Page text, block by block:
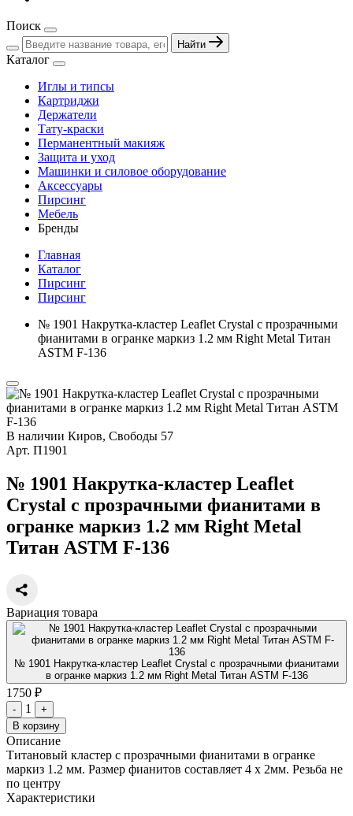
Поиск
Найти
Каталог
Иглы и типсы
Картриджи
Держатели
Тату-краски
Перманентный макияж
Защита и уход
Машинки и силовое оборудование
Аксессуары
Пирсинг
Мебель
Бренды
Главная
Каталог
Пирсинг
Пирсинг
№ 1901 Накрутка-кластер Leaflet Crystal с прозрачными
фианитами в огранке маркиз 1.2 мм Right Metal Титан
ASTM F-136
В наличии Киров, Свободы 57
Арт. П1901
№ 1901 Накрутка-кластер Leaflet
Crystal с прозрачными фианитами в
огранке маркиз 1.2 мм Right Metal
Титан ASTM F-136
Вариация товара
№ 1901 Накрутка-кластер Leaflet Crystal с прозрачными фианитами
в огранке маркиз 1.2 мм Right Metal Титан ASTM F-136
1750 ₽
- 1
+
В корзину
Описание
Титановый кластер с прозрачными фианитами в огранке
маркиз 1.2 мм. Размер фианитов составляет 4 х 2мм. Резьба не
по центру
Характеристики